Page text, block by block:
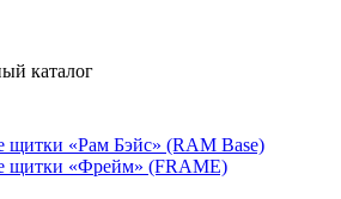
каталог
щитки «Рам Бэйс» (RAM Base)
щитки «Фрейм» (FRAME)